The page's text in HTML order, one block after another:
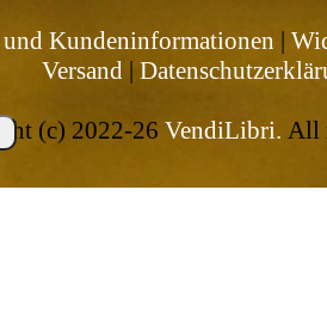
Kundeninformationen |
Versand|
(c) 2022-26 VendiLibri. All